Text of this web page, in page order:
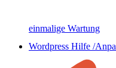
einmalige Wartung
Wordpress Hilfe /